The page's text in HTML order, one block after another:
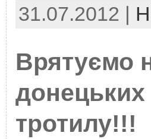
31.07.2012 |
Врятуємо
донецьких
тротилу!!!